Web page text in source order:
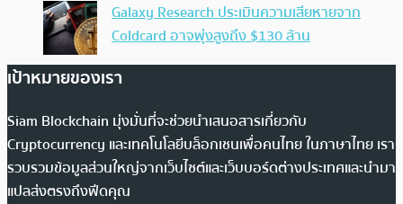
Galaxy Research ประเมินความเสียหายจาก
Coldcard อาจพุ่งสูงถึง $130 ล้าน
เป้าหมายของเรา
Siam Blockchain มุ่งมั่นที่จะช่วยนำเสนอสารเกี่ยวกับ
Cryptocurrency และเทคโนโลยีบล็อกเชนเพื่อคนไทย ในภาษาไทย เรา
รวบรวมข้อมูลส่วนใหญ่จากเว็บไซต์และเว็บบอร์ดต่างประเทศและนำมา
แปลส่งตรงถึงฟีดคุณ